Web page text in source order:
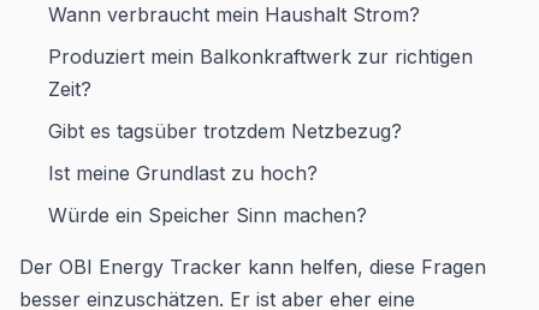
Wann verbraucht mein Haushalt Strom?
Produziert mein Balkonkraftwerk zur richtigen
Zeit?
Gibt es tagsüber trotzdem Netzbezug?
Ist meine Grundlast zu hoch?
Würde ein Speicher Sinn machen?
Der OBI Energy Tracker kann helfen, diese Fragen
besser einzuschätzen. Er ist aber eher eine